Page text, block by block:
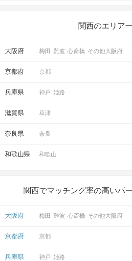
関西のエリア
大阪府 梅田 難波 心斎橋 その他大阪府
京都府 京都
兵庫県 神戸 姫路
滋賀県 草津
奈良県 奈良
和歌山県 和歌山
関西でマッチング率の高いパ
大阪府 梅田 難波 心斎橋 その他大阪府
京都府 京都
兵庫県 神戸 姫路